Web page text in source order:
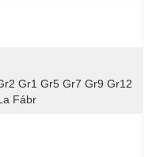
Gr1 Gr5 Gr7 Gr9 Gr12
Fábr